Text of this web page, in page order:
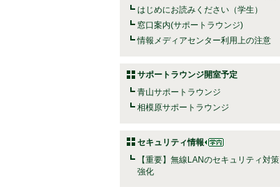
はじめにお読みください（学生）
窓口案内(サポートラウンジ)
情報メディアセンター利用上の注意
サポートラウンジ開室予定
青山サポートラウンジ
相模原サポートラウンジ
セキュリティ情報
【重要】無線LANのセキュリティ対策
強化